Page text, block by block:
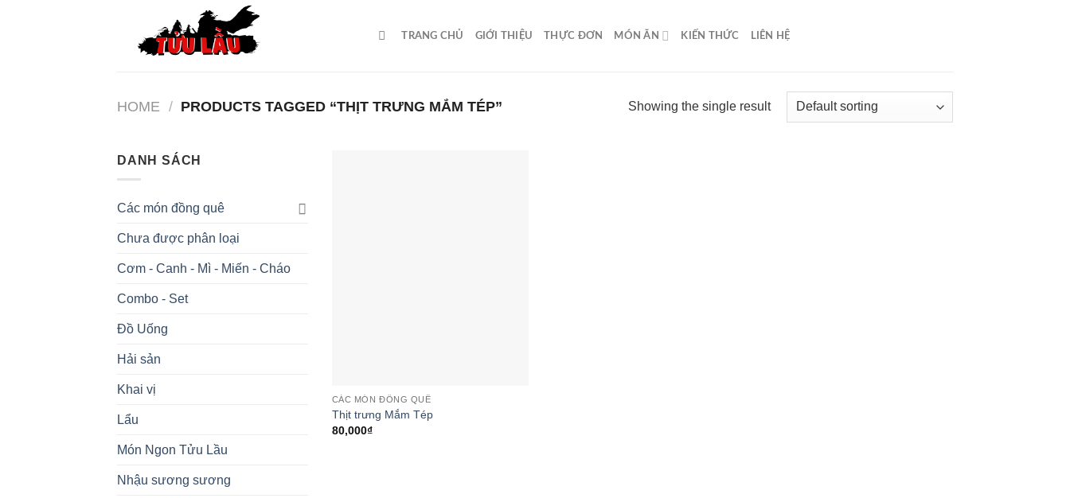
TRANG CHỦ GIỚI THIỆU THỰC ĐƠN MÓN ĂN KIẾN THỨC LIÊN HỆ
HOME / PRODUCTS TAGGED “THỊT TRƯNG MẮM TÉP” Showing the single result
DANH SÁCH
Các món đồng quê
Chưa được phân loại
Cơm - Canh - Mì - Miến - Cháo
Combo - Set
Đồ Uống
Hải sản
Khai vị
Lẩu
Món Ngon Tửu Lầu
Nhậu sương sương
CÁC MÓN ĐỒNG QUÊ
Thịt trưng Mắm Tép
80,000₫